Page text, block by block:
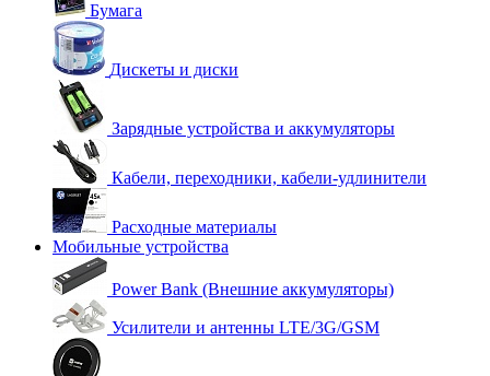
Бумага
Дискеты и диски
Зарядные устройства и аккумуляторы
Кабели, переходники, кабели-удлинители
Расходные материалы
Мобильные устройства
Power Bank (Внешние аккумуляторы)
Усилители и антенны LTE/3G/GSM